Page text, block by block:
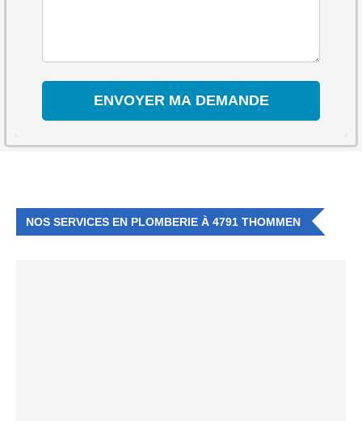
NOS SERVICES EN PLOMBERIE À 4791 THOMMEN